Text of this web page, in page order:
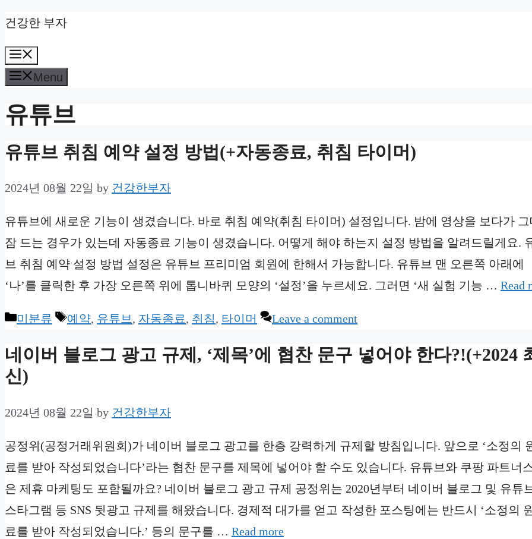
Skip
to
content
건강한 부자
Menu
유튜브
유튜브 취침 예약 설정 방법(+자동종료, 취침 타이머)
2024년 08월 22일 by 건강한부자
유튜브에 새로운 기능이 생겼습니다. 바로 취침 예약(취침 타이머) 설정입니다. 밤에 영상을 보다가 그
잠 드는 경우가 있는데 자동종료 기능이 생겼습니다. 어떻게 해야 하는지 설정 방법을 알려드릴게요.
브 취침 예약 설정 방법 설정은 유튜브 프리미엄 회원에 한해서 가능합니다. 유튜브 맨 오른쪽 아래에
‘나’를 클릭한 후 가장 오른쪽 위에 톱니바퀴 모양의 ‘설정’을 누르세요. 그러면 ‘새 실험 기능 … Read
Categories
미분류 Tags
예약, 유튜브, 자동종료, 취침, 타이머 Leave a comment
네이버 블로그 광고 규제, ‘제목’에 협찬 문구 넣어야 한다?!(+2024
신)
2024년 08월 22일 by 건강한부자
공정위(공정거래위원회)가 네이버 블로그 광고를 한층 강력하게 규제할 방침입니다. 앞으로 ‘소정의
료를 받아 작성되었습니다’라는 협찬 문구를 제목에 넣어야 할 수도 있습니다. 유튜브와 쿠팡 파트너
은 제휴 마케팅도 포함될까요? 네이버 블로그 광고 규제 공정위는 2020년부터 네이버 블로그 및 유튜
스타그램 등 SNS 뒷광고 규제를 해왔습니다. 경제적 대가를 얻고 작성한 포스팅에는 반드시 ‘소정의
료를 받아 작성되었습니다.’ 등의 문구를 … Read more